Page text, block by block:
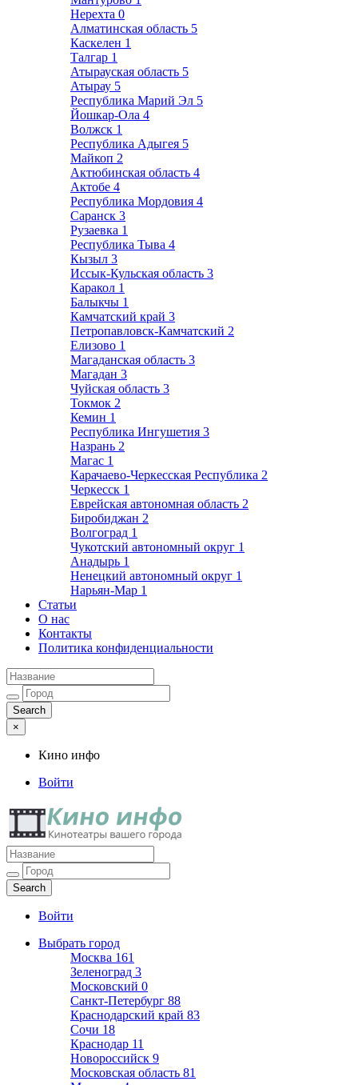
Нерехта 0
Алматинская область 5
Каскелен 1
Талгар 1
Атырауская область 5
Атырау 5
Республика Марий Эл 5
Йошкар-Ола 4
Волжск 1
Республика Адыгея 5
Майкоп 2
Актюбинская область 4
Актобе 4
Республика Мордовия 4
Саранск 3
Рузаевка 1
Республика Тыва 4
Кызыл 3
Иссык-Кульская область 3
Каракол 1
Балыкчы 1
Камчатский край 3
Петропавловск-Камчатский 2
Елизово 1
Магаданская область 3
Магадан 3
Чуйская область 3
Токмок 2
Кемин 1
Республика Ингушетия 3
Назрань 2
Магас 1
Карачаево-Черкесская Республика 2
Черкесск 1
Еврейская автономная область 2
Биробиджан 2
Волгоград 1
Чукотский автономный округ 1
Анадырь 1
Ненецкий автономный округ 1
Нарьян-Мар 1
Статьи
О нас
Контакты
Политика конфиденциальности
×
Кино инфо
Войти
Кино инфо
Кинотеатры вашего города
Войти
Выбрать город
Москва 161
Зеленоград 3
Московский 0
Санкт-Петербург 88
Краснодарский край 83
Сочи 18
Краснодар 11
Новороссийск 9
Московская область 81